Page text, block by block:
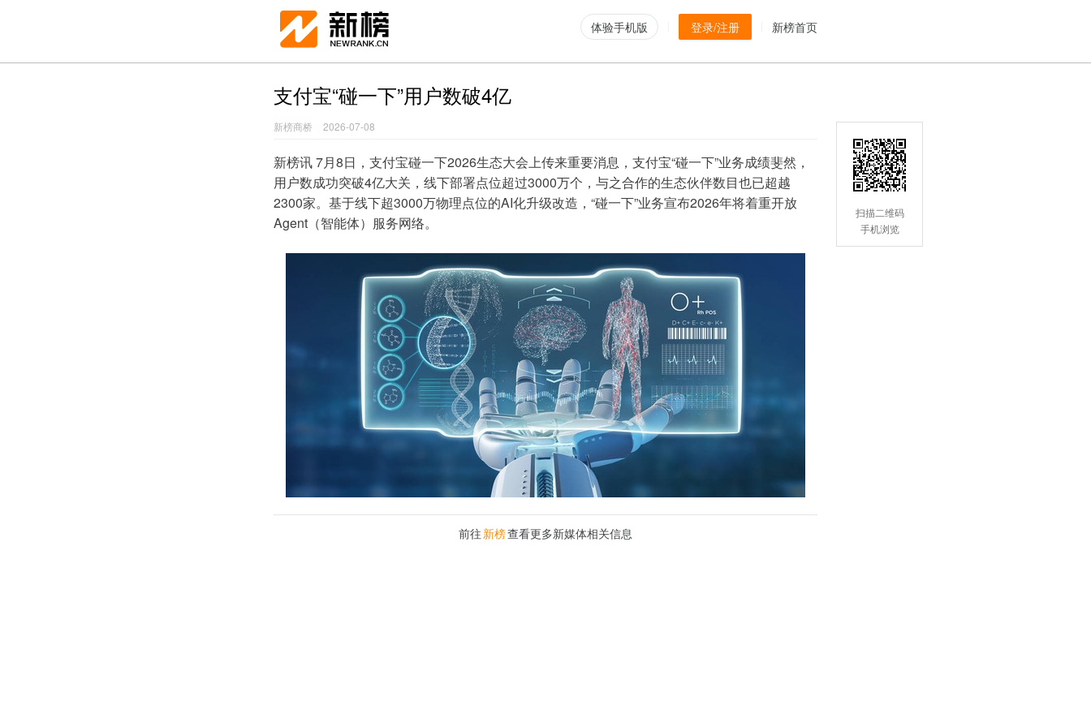
体验手机版 登录/注册 新榜首页
支付宝“碰一下”用户数破4亿
新榜商桥 2026-07-08
新榜讯 7月8日，支付宝碰一下2026生态大会上传来重要消息，支付宝“碰一下”业务成绩斐然，
用户数成功突破4亿大关，线下部署点位超过3000万个，与之合作的生态伙伴数目也已超越
2300家。基于线下超3000万物理点位的AI化升级改造，“碰一下”业务宣布2026年将着重开放
Agent（智能体）服务网络。
前往 新榜查看更多新媒体相关信息
扫描二维码
手机浏览